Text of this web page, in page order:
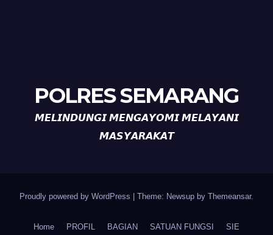
POLRES SEMARANG
𝙈𝙀𝙇𝙄𝙉𝘿𝙐𝙉𝙂𝙄 𝙈𝙀𝙉𝙂𝘼𝙔𝙊𝙈𝙄 𝙈𝙀𝙇𝘼𝙔𝘼𝙉𝙄
𝙈𝘼𝙎𝙔𝘼𝙍𝘼𝙆𝘼𝙏
Proudly powered by WordPress Theme: Newsup by Themeansar.
Home PROFIL BAGIAN SATUAN FUNGSI SIE